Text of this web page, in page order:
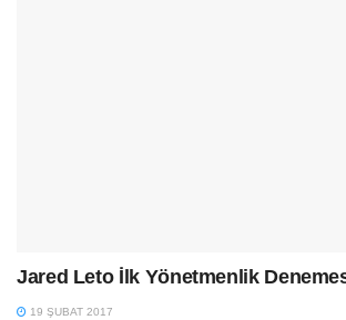
Jared Leto İlk Yönetmenlik
19 ŞUBAT 2017